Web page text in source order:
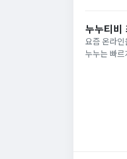
누누티비
요즘 온라
누누는 빠